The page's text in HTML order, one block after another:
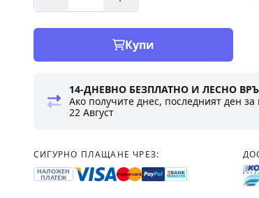
Купи
14-ДНЕВНО БЕЗПЛАТНО И ЛЕСНО
Ако получите днес, последният ден
22 Август
СИГУРНО ПЛАЩАНЕ ЧРЕЗ:
НАЛОЖЕН
ПЛАТЕЖ